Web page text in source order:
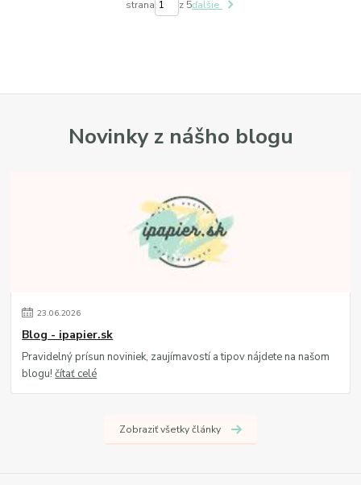
strana z 5ďalšie
Novinky z nášho blogu
23.06.2026
Blog - ipapier.sk
Pravidelný prísun noviniek, zaujímavostí a tipov nájdete na našom
blogu!čítať celé
Zobraziť všetky články